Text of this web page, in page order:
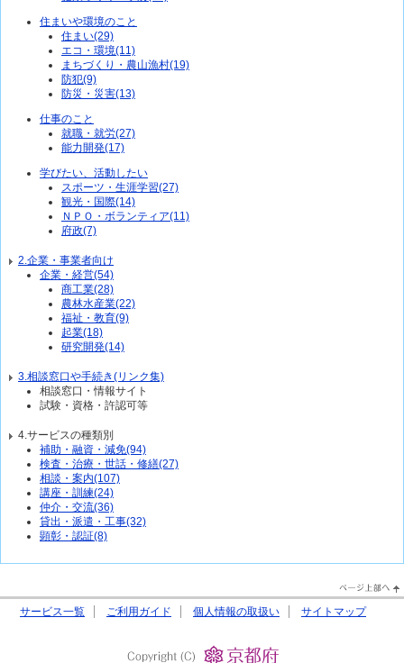
住まいや環境のこと
住まい(29)
エコ・環境(11)
まちづくり・農山漁村(19)
防犯(9)
防災・災害(13)
仕事のこと
就職・就労(27)
能力開発(17)
学びたい、活動したい
スポーツ・生涯学習(27)
観光・国際(14)
ＮＰＯ・ボランティア(11)
府政(7)
2.企業・事業者向け
企業・経営(54)
商工業(28)
農林水産業(22)
福祉・教育(9)
起業(18)
研究開発(14)
3.相談窓口や手続き(リンク集)
相談窓口・情報サイト
試験・資格・許認可等
4.サービスの種類別
補助・融資・減免(94)
検査・治療・世話・修繕(27)
相談・案内(107)
講座・訓練(24)
仲介・交流(36)
貸出・派遣・工事(32)
顕彰・認証(8)
PageTop↑
サービス一覧 ご利用ガイド 個人情報の取扱い サイトマップ